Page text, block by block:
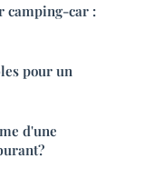
camping-car :
pour un
d'une